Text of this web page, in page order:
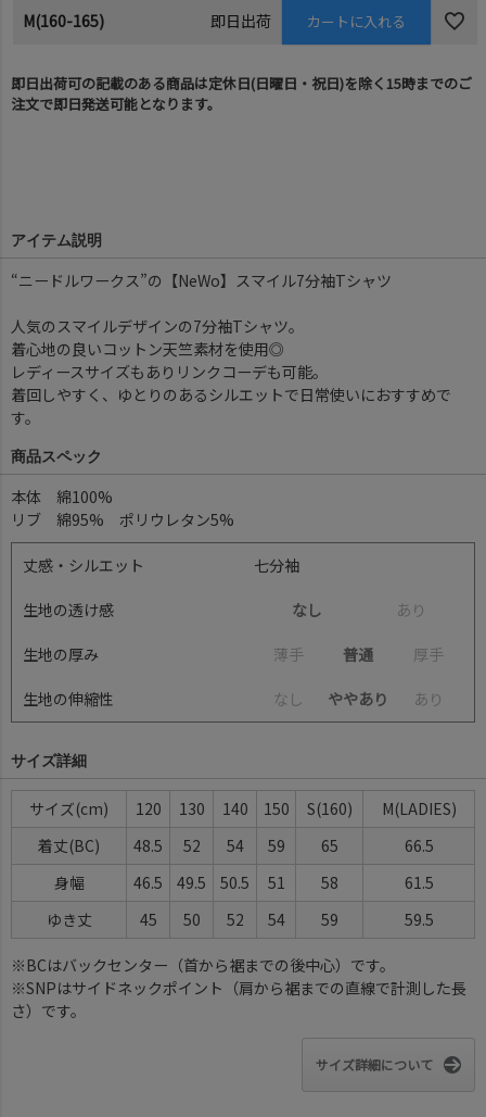
M(160-165) 即日出荷 カートに入れる
即日出荷可の記載のある商品は定休日(日曜日・祝日)を除く15時までのご
注文で即日発送可能となります。
アイテム説明
“ニードルワークス”の【NeWo】スマイル7分袖Tシャツ
人気のスマイルデザインの7分袖Tシャツ。
着心地の良いコットン天竺素材を使用◎
レディースサイズもありリンクコーデも可能。
着回しやすく、ゆとりのあるシルエットで日常使いにおすすめで
す。
商品スペック
本体 綿100%
リブ 綿95% ポリウレタン5%
丈感・シルエット 七分袖
生地の透け感 なし あ り
生地の厚み 薄手 普通 厚手
生地の伸縮性 な し ややあり あ り
サイズ詳細
サイズ(cm) 120 130 140 150 S(160)
M(LADIES)
着丈(BC)
48.5 52 54 59 65
66.5
身幅
46.5 49.5 50.5 51 58
61.5
ゆき丈
45 50 52 54 59 59.5
※BCはバックセンター（首から裾までの後中心）です。
※SNPはサイドネックポイント（肩から裾までの直線で計測した長
さ）です。
サイズ詳細について